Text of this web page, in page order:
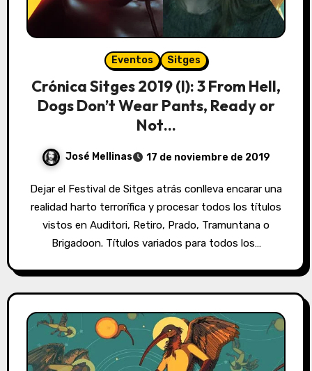
Eventos Sitges
Crónica Sitges 2019 (I): 3 From Hell,
Dogs Don’t Wear Pants, Ready or
Not…
José Mellinas 17 de noviembre de 2019
Dejar el Festival de Sitges atrás conlleva encarar una
realidad harto terrorífica y procesar todos los títulos
vistos en Auditori, Retiro, Prado, Tramuntana o
Brigadoon. Títulos variados para todos los…